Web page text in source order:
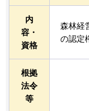
内
容・
資格
森林経
の認定
根拠
法令
等